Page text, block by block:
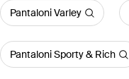
Pantaloni Varley
Pantaloni Sporty & Rich